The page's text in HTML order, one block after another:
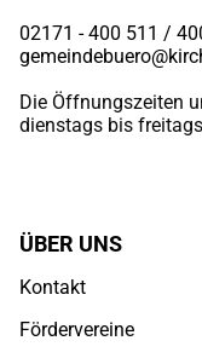
02171 - 400 511 /
Die Öffnungszeiten
dienstags bis
ÜBER UNS
Kontakt
Fördervereine